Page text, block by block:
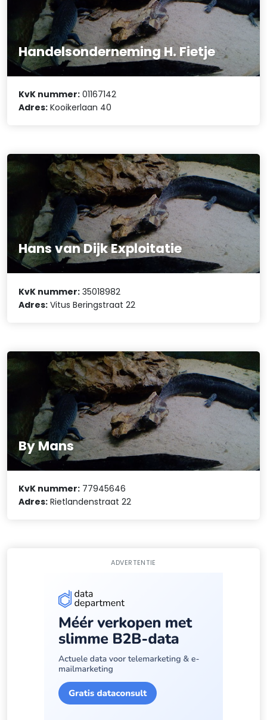
Handelsonderneming H. Fietje
KvK nummer: 01167142
Adres: Kooikerlaan 40
Hans van Dijk Exploitatie
KvK nummer: 35018982
Adres: Vitus Beringstraat 22
By Mans
KvK nummer: 77945646
Adres: Rietlandenstraat 22
ADVERTENTIE